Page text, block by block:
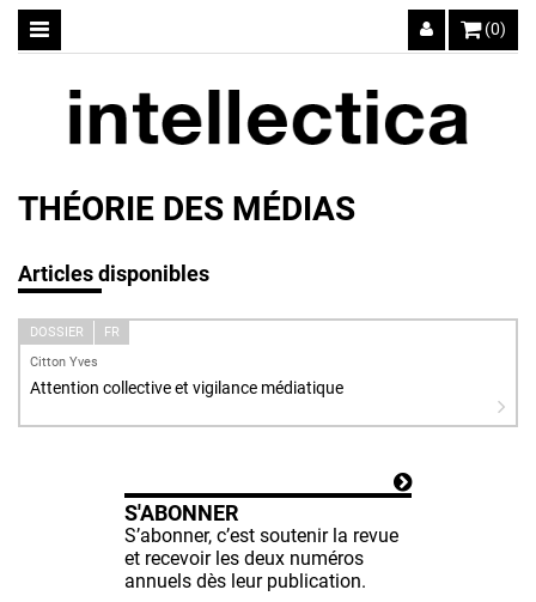
(0)
THÉORIE DES MÉDIAS
Articles disponibles
DOSSIER
FR
Citton Yves
Attention collective et vigilance médiatique
S'ABONNER
S’abonner, c’est soutenir la revue
et recevoir les deux numéros
annuels dès leur publication.